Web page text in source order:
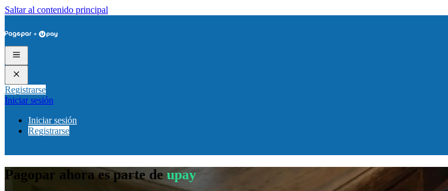
Saltar al contenido principal
Registrarse
Iniciar sesión
Iniciar sesión
Registrarse
Pagopar ahora es parte de upay